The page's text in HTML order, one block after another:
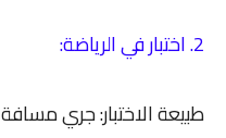
2. اختبار في الرياضة:
طبيعة الاختبار: جري مسافة 1500 متر.